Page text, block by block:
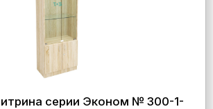
серии Эконом № 300-1-